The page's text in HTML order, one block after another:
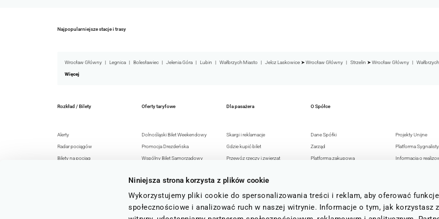
Niniejsza strona korzysta z plików cookie
Wykorzystujemy pliki cookie do spersonalizowania treści i reklam, aby oferować funkcje
społecznościowe i analizować ruch w naszej witrynie. Informacje o tym, jak korzystasz
Najpopularniejsze stacje i trasy
Wrocław Główny Legnica Bolesławiec Jelenia Góra Lubin Wałbrzych Miasto Jelcz Laskowice ➤ Wrocław Główny Strzelin ➤ Wrocław Główny
Więcej
Rozkład / Bilety
Alerty
Radar pociągów
Bilety na pociąg
Oferty taryfowe
Dolnośląski Bilet Weekendowy
Promocja Drezdeńska
Wspólny Bilet Samorządowy
Senior 60+
Razem z KD
Archiwum ofert
Dla pasażera
Skargi i reklamacje
Gdzie kupić bilet
Przewóz rzeczy i zwierząt
niepełnosprawnością
Bezpieczeństwo pasażerów
FAQ
O Spółce
Dane Spółki
Zarząd
Platforma zakupowa
Polityka prywatności
15 lat
Projekty Unijne
Platforma Sygnalisty
Informacja o
Polityka
Informacji
Status i regulamin